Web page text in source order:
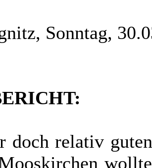
Sonntag,
doch relativ